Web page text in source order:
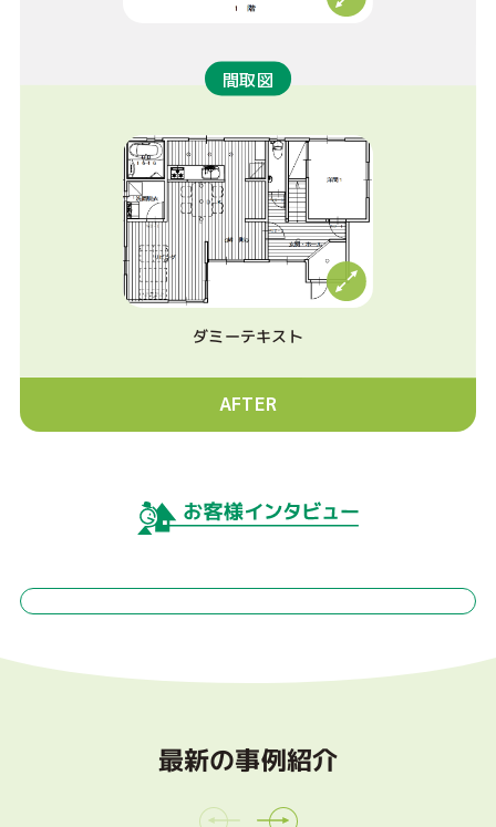
ダミーテキスト
AFTER
間取図
最新の事例紹介